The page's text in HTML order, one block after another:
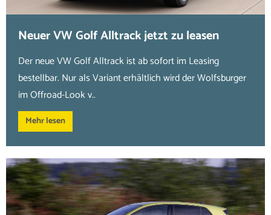
Neuer VW Golf Alltrack jetzt zu leasen
Der neue VW Golf Alltrack ist ab sofort im Leasing
bestellbar. Nur als Variant erhältlich wird der Wolfsburger
im Offroad-Look v..
Mehr lesen